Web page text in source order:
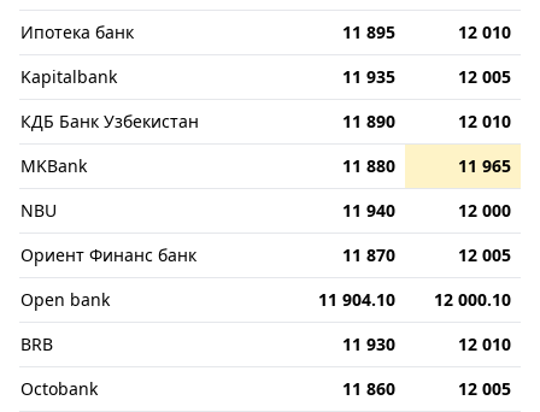
Ипотека банк
11 895
12 010
Kapitalbank
11 935
12 005
КДБ Банк Узбекистан
11 890
12 010
MKBank
11 880
11 965
NBU
11 940
12 000
Ориент Финанс банк
11 870
12 005
Open bank
11 904.10
12 000.10
BRB
11 930
12 010
Octobank
11 860
12 005